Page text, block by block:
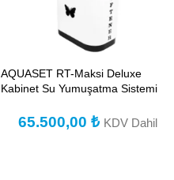
AQUASET RT-Maksi Deluxe
Kabinet Su Yumuşatma Sistemi
65.500,00 ₺ KDV Dahil